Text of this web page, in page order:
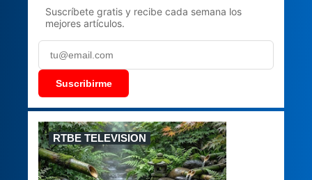
Suscríbete gratis y recibe cada semana los
mejores artículos.
Suscribirme
RTBE TELEVISION